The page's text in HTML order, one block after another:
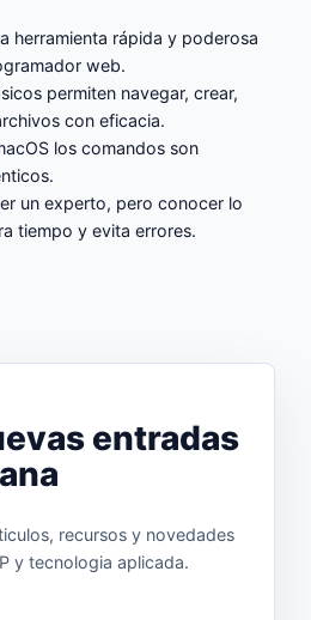
herramienta rápida y poderosa
web.
permiten navegar, crear,
con eficacia.
los comandos son
un experto, pero conocer lo
tiempo y evita errores.
entradas
recursos y novedades
y tecnologia aplicada.